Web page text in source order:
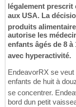
légalement prescrit
aux USA. La
produits
autorise les
enfants âgés de 8 à
avec hyperactivité.
EndeavorRX se veut
enfants de huit à
se concentrer.
bord dun petit